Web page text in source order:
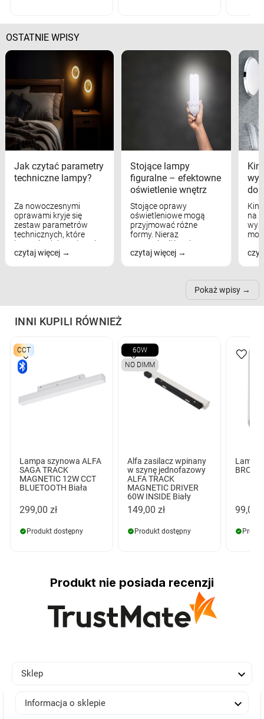
OSTATNIE WPISY
Jak czytać parametry
techniczne lampy?
Za nowoczesnymi
oprawami kryje się
zestaw parametrów
technicznych, które
bezpośrednio wpływają
na komfort widzenia,
czytaj więcej
Stojące lampy
figuralne – efektowne
oświetlenie wnętrz
Stojące oprawy
oświetleniowe mogą
przyjmować różne
formy. Nieraz
wspominaliśmy już
modele na łukowych
nich może przydać się w
czytaj więcej
na
Pokaż wpisy
INNI KUPILI RÓWNIEŻ
CCT
Lampa szynowa ALFA
SAGA TRACK
MAGNETIC 12W CCT
BLUETOOTH Biała
299,00 zł
Produkt dostępny
60W
NO DIMM
Alfa zasilacz wpinany
w szynę jednofazowy
ALFA TRACK
MAGNETIC DRIVER
60W INSIDE Biały
149,00 zł
Produkt dostępny
Lampa
BROSS
99,00
Produkt nie posiada recenzji
Sklep 
Informacja o sklepie 